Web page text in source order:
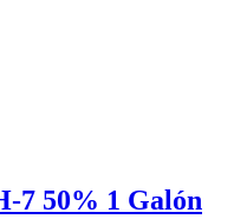
7 50% 1 Galón